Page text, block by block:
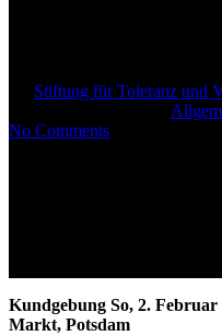
Stiftung für Toleranz und
No Comments
Kundgebung So, 2.
Markt, Potsdam